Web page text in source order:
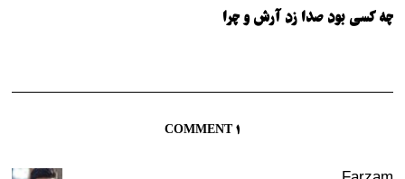
چه کسی بود صدا زد آرش و چرا
1 COMMENT